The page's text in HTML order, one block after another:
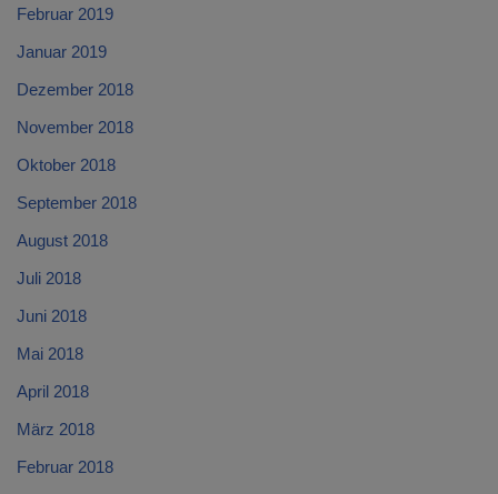
Februar 2019
Januar 2019
Dezember 2018
November 2018
Oktober 2018
September 2018
August 2018
Juli 2018
Juni 2018
Mai 2018
April 2018
März 2018
Februar 2018